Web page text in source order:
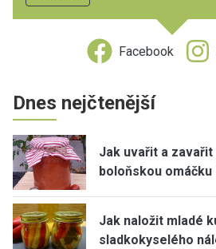
Facebook
Dnes nejčtenější
Jak uvařit a
boloňskou
Jak naložit mladé
sladkokyselého